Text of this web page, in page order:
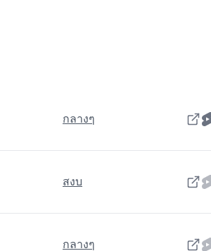
กลางๆ
สงบ
กลางๆ